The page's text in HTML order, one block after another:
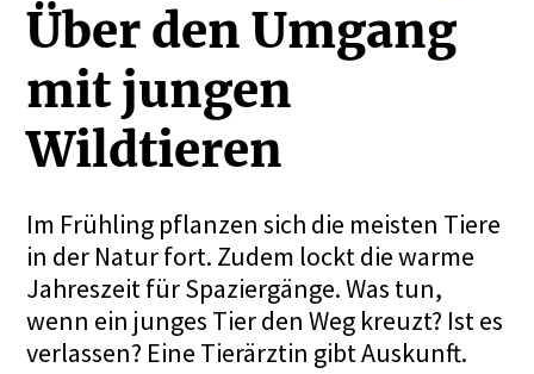
Über den Umgang
mit jungen
Wildtieren
Im Frühling pflanzen sich die meisten Tiere
in der Natur fort. Zudem lockt die warme
Jahreszeit für Spaziergänge. Was tun,
wenn ein junges Tier den Weg kreuzt? Ist es
verlassen? Eine Tierärztin gibt Auskunft.